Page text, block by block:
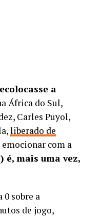
a
África do Sul,
Carles Puyol,
liberado de
emocionar com a
é, mais uma vez,
sobre a
de jogo,